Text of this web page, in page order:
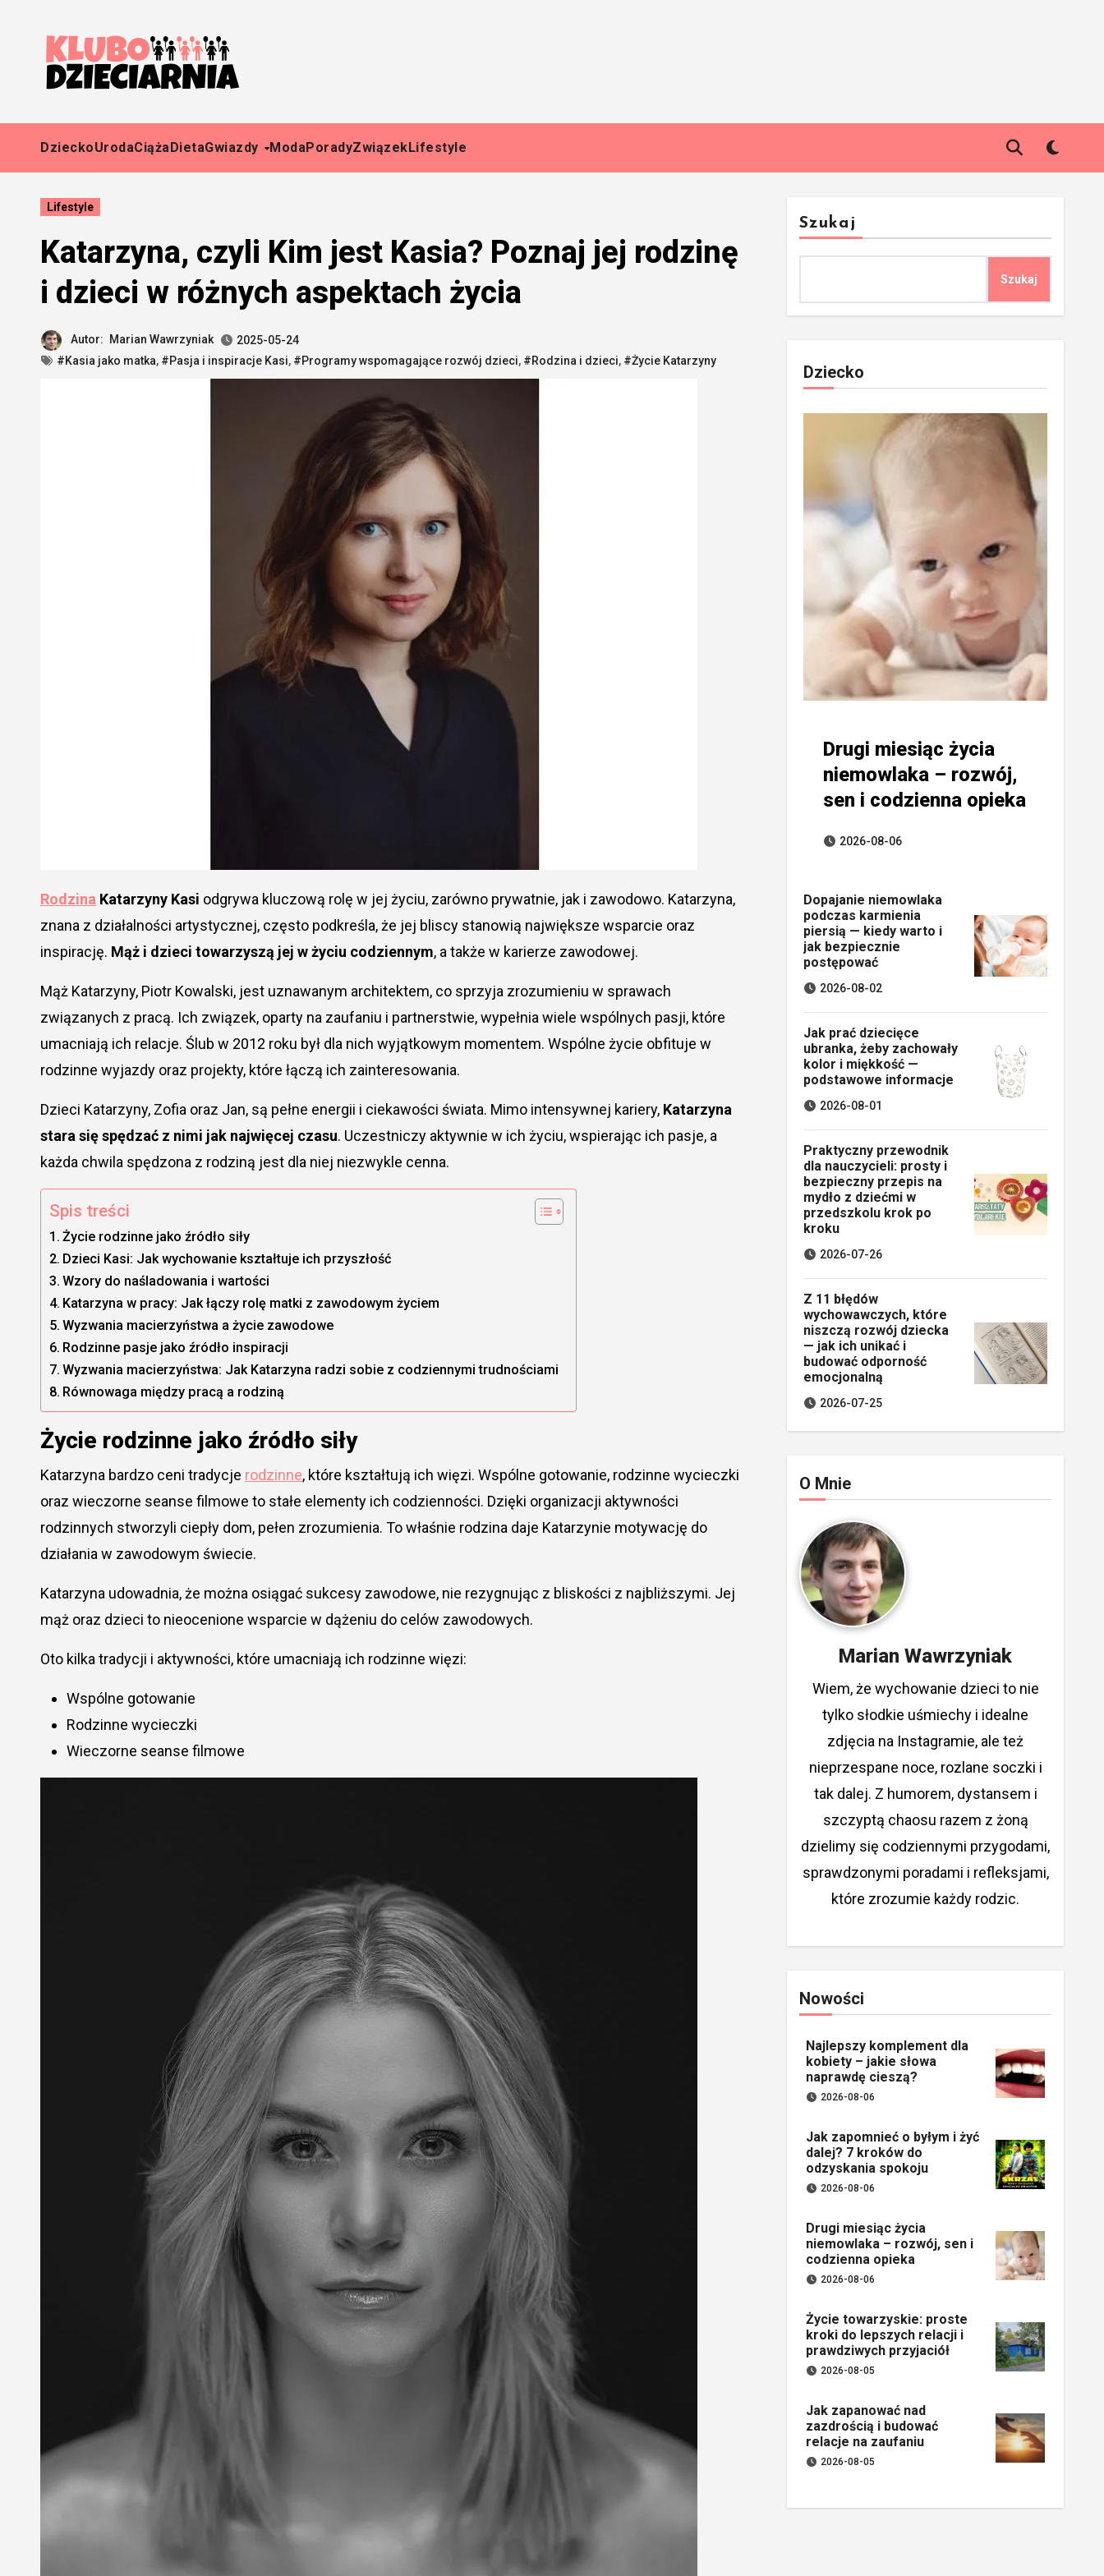
DzieckoUrodaCiążaDietaGwiazdy ModaPoradyZwiązekLifestyle
Lifestyle
Katarzyna, czyli Kim jest Kasia? Poznaj jej rodzinę
i dzieci w różnych aspektach życia
Autor: Marian Wawrzyniak
2025-05-24
#Kasia jako matka, #Pasja i inspiracje Kasi, #Programy wspomagające rozwój dzieci, #Rodzina i dzieci, #Życie Katarzyny
Rodzina Katarzyny Kasi odgrywa kluczową rolę w jej życiu, zarówno prywatnie, jak i zawodowo. Katarzyna,
znana z działalności artystycznej, często podkreśla, że jej bliscy stanowią największe wsparcie oraz
inspirację. Mąż i dzieci towarzyszą jej w życiu codziennym, a także w karierze zawodowej.
Mąż Katarzyny, Piotr Kowalski, jest uznawanym architektem, co sprzyja zrozumieniu w sprawach
związanych z pracą. Ich związek, oparty na zaufaniu i partnerstwie, wypełnia wiele wspólnych pasji, które
umacniają ich relacje. Ślub w 2012 roku był dla nich wyjątkowym momentem. Wspólne życie obfituje w
rodzinne wyjazdy oraz projekty, które łączą ich zainteresowania.
Dzieci Katarzyny, Zofia oraz Jan, są pełne energii i ciekawości świata. Mimo intensywnej kariery, Katarzyna
stara się spędzać z nimi jak najwięcej czasu. Uczestniczy aktywnie w ich życiu, wspierając ich pasje, a
każda chwila spędzona z rodziną jest dla niej niezwykle cenna.
Spis treści
Życie rodzinne jako źródło siły
Dzieci Kasi: Jak wychowanie kształtuje ich przyszłość
Wzory do naśladowania i wartości
Katarzyna w pracy: Jak łączy rolę matki z zawodowym życiem
Wyzwania macierzyństwa a życie zawodowe
Rodzinne pasje jako źródło inspiracji
Wyzwania macierzyństwa: Jak Katarzyna radzi sobie z codziennymi trudnościami
Równowaga między pracą a rodziną
Życie rodzinne jako źródło siły
Katarzyna bardzo ceni tradycje rodzinne, które kształtują ich więzi. Wspólne gotowanie, rodzinne wycieczki
oraz wieczorne seanse filmowe to stałe elementy ich codzienności. Dzięki organizacji aktywności
rodzinnych stworzyli ciepły dom, pełen zrozumienia. To właśnie rodzina daje Katarzynie motywację do
działania w zawodowym świecie.
Katarzyna udowadnia, że można osiągać sukcesy zawodowe, nie rezygnując z bliskości z najbliższymi. Jej
mąż oraz dzieci to nieocenione wsparcie w dążeniu do celów zawodowych.
Oto kilka tradycji i aktywności, które umacniają ich rodzinne więzi:
Wspólne gotowanie
Rodzinne wycieczki
Wieczorne seanse filmowe
Szukaj
Szukaj
Dziecko
Drugi miesiąc życia
niemowlaka – rozwój,
sen i codzienna opieka
2026-08-06
Dopajanie niemowlaka
podczas karmienia
piersią — kiedy warto i
jak bezpiecznie
postępować
2026-08-02
Jak prać dziecięce
ubranka, żeby zachowały
kolor i miękkość —
podstawowe informacje
2026-08-01
Praktyczny przewodnik
dla nauczycieli: prosty i
bezpieczny przepis na
mydło z dziećmi w
przedszkolu krok po
kroku
2026-07-26
Z 11 błędów
wychowawczych, które
niszczą rozwój dziecka
— jak ich unikać i
budować odporność
emocjonalną
2026-07-25
O Mnie
Marian Wawrzyniak
Wiem, że wychowanie dzieci to nie
tylko słodkie uśmiechy i idealne
zdjęcia na Instagramie, ale też
nieprzespane noce, rozlane soczki i
tak dalej. Z humorem, dystansem i
szczyptą chaosu razem z żoną
dzielimy się codziennymi przygodami,
sprawdzonymi poradami i refleksjami,
które zrozumie każdy rodzic.
Nowości
Najlepszy komplement dla
kobiety – jakie słowa
naprawdę cieszą?
2026-08-06
Jak zapomnieć o byłym i żyć
dalej? 7 kroków do
odzyskania spokoju
2026-08-06
Drugi miesiąc życia
niemowlaka – rozwój, sen i
codzienna opieka
2026-08-06
Życie towarzyskie: proste
kroki do lepszych relacji i
prawdziwych przyjaciół
2026-08-05
Jak zapanować nad
zazdrością i budować
relacje na zaufaniu
2026-08-05